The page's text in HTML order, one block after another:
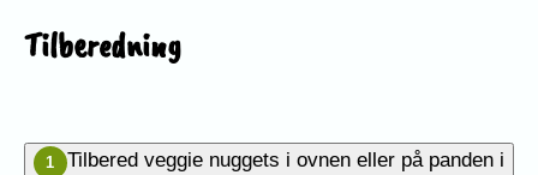
Tilberedning
1
Tilbered veggie nuggets i ovnen eller på panden i